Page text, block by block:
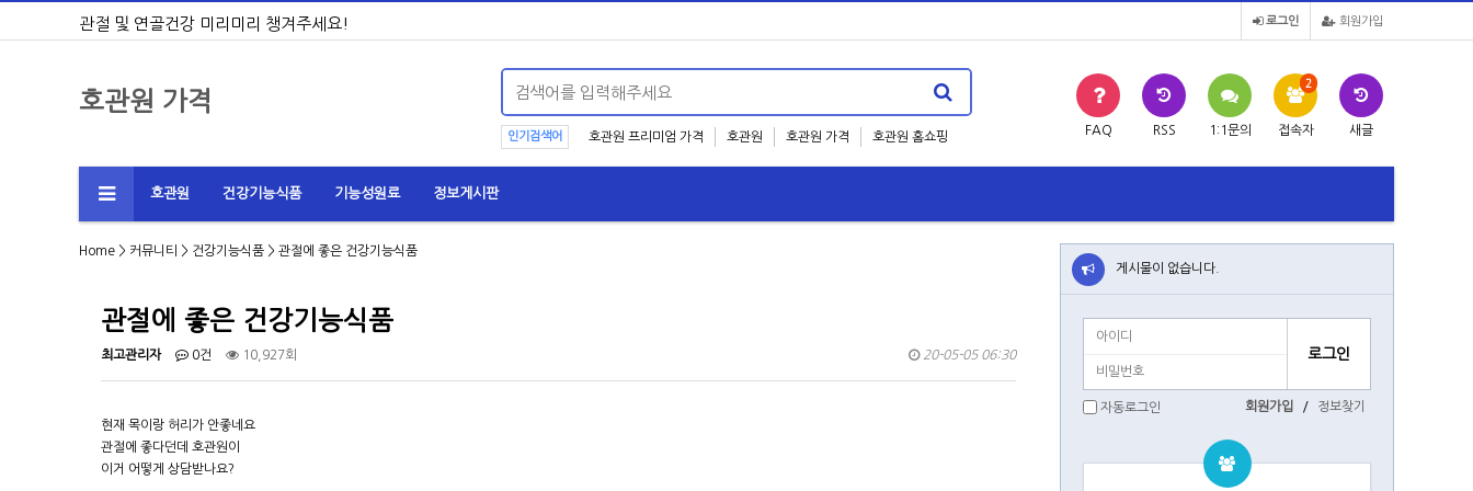
관절 및 연골건강 미리미리 챙겨주세요! 회원가입
로그인
호관원 가격
인기검색어 호관원 프리미엄 가격 호관원 호관원 가격 호관원 홈쇼핑 FAQ RSS 1:1문의 접속자
2
새글
호관원 건강기능식품 기능성원료 정보게시판
Home > 커뮤니티 > 건강기능식품 > 관절에 좋은 건강기능식품
관절에 좋은 건강기능식품
최고관리자 0건 10,927회 20-05-05 06:30
현재 목이랑 허리가 안좋네요
관절에 좋다던데 호관원이
이거 어떻게 상담받나요?
게시물이 없습니다.
자동로그인 회원가입 / 정보찾기